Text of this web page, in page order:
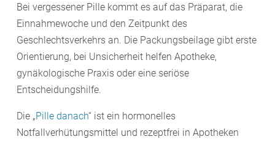
Bei vergessener Pille kommt es auf das Präparat, die
Einnahmewoche und den Zeitpunkt des
Geschlechtsverkehrs an. Die Packungsbeilage gibt erste
Orientierung, bei Unsicherheit helfen Apotheke,
gynäkologische Praxis oder eine seriöse
Entscheidungshilfe.
Die „Pille danach“ ist ein hormonelles
Notfallverhütungsmittel und rezeptfrei in Apotheken